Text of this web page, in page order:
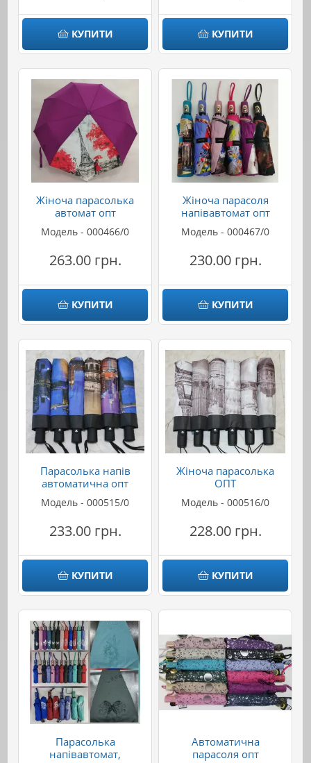
КУПИТИ КУПИТИ
Жіноча парасолька
автомат опт
Модель - 000466/0
263.00 грн.
КУПИТИ
Жіноча парасоля
напівавтомат опт
Модель - 000467/0
230.00 грн.
КУПИТИ
Парасолька напів
автоматична опт
Модель - 000515/0
233.00 грн.
КУПИТИ
Жіноча парасолька
ОПТ
Модель - 000516/0
228.00 грн.
КУПИТИ
Парасолька
напівавтомат,
Автоматична
парасоля опт